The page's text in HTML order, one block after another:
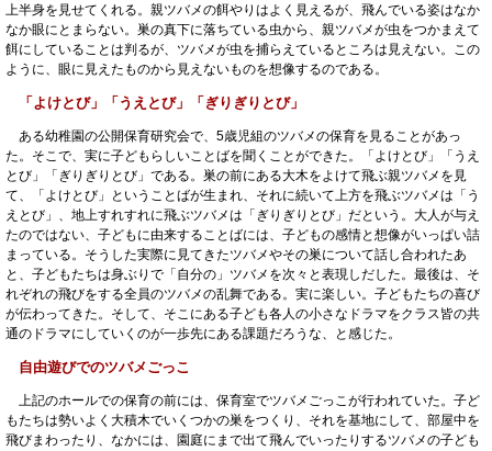
上半身を見せてくれる。親ツバメの餌やりはよく見えるが、飛んでいる姿はなか
なか眼にとまらない。巣の真下に落ちている虫から、親ツバメが虫をつかまえて
餌にしていることは判るが、ツバメが虫を捕らえているところは見えない。この
ように、眼に見えたものから見えないものを想像するのである。
「よけとび」「うえとび」「ぎりぎりとび」
ある幼稚園の公開保育研究会で、5歳児組のツバメの保育を見ることがあっ
た。そこで、実に子どもらしいことばを聞くことができた。「よけとび」「うえ
とび」「ぎりぎりとび」である。巣の前にある大木をよけて飛ぶ親ツバメを見
て、「よけとび」ということばが生まれ、それに続いて上方を飛ぶツバメは「う
えとび」、地上すれすれに飛ぶツバメは「ぎりぎりとび」だという。大人が与え
たのではない、子どもに由来することばには、子どもの感情と想像がいっぱい詰
まっている。そうした実際に見てきたツバメやその巣について話し合われたあ
と、子どもたちは身ぶりで「自分の」ツバメを次々と表現しだした。最後は、そ
れぞれの飛びをする全員のツバメの乱舞である。実に楽しい。子どもたちの喜び
が伝わってきた。そして、そこにある子ども各人の小さなドラマをクラス皆の共
通のドラマにしていくのが一歩先にある課題だろうな、と感じた。
自由遊びでのツバメごっこ
上記のホールでの保育の前には、保育室でツバメごっこが行われていた。子ど
もたちは勢いよく大積木でいくつかの巣をつくり、それを基地にして、部屋中を
飛びまわったり、なかには、園庭にまで出て飛んでいったりするツバメの子ども